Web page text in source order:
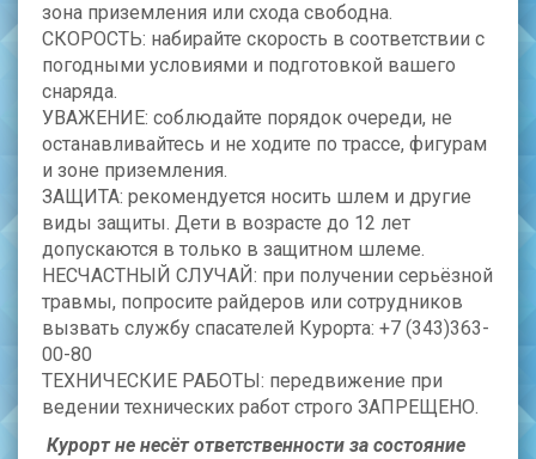
зона приземления или схода свободна.
СКОРОСТЬ: набирайте скорость в соответствии с
погодными условиями и подготовкой вашего
снаряда.
УВАЖЕНИЕ: соблюдайте порядок очереди, не
останавливайтесь и не ходите по трассе, фигурам
и зоне приземления.
ЗАЩИТА: рекомендуется носить шлем и другие
виды защиты. Дети в возрасте до 12 лет
допускаются в только в защитном шлеме.
НЕСЧАСТНЫЙ СЛУЧАЙ: при получении серьёзной
травмы, попросите райдеров или сотрудников
вызвать службу спасателей Курорта: +7 (343)363-
00-80
ТЕХНИЧЕСКИЕ РАБОТЫ: передвижение при
ведении технических работ строго ЗАПРЕЩЕНО.
Курорт не несёт ответственности за состояние